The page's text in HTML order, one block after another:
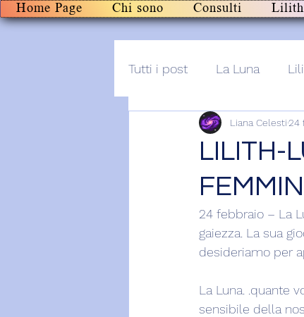
Home Page Chi sono Consulti Lilith
Tutti i post La Luna
Post+audio
LILITH-
Liana Celesti24
24 febbraio – La
gaiezza. La sua
desideriamo per
La Luna. .quante
sensibile della